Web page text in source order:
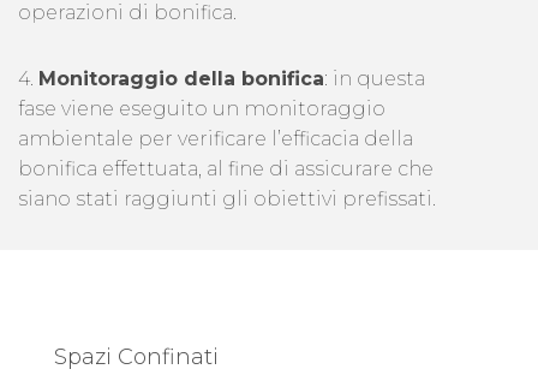
operazioni di bonifica.
4. Monitoraggio della bonifica: in questa
fase viene eseguito un monitoraggio
ambientale per verificare l’efficacia della
bonifica effettuata, al fine di assicurare che
siano stati raggiunti gli obiettivi prefissati.
Spazi Confinati